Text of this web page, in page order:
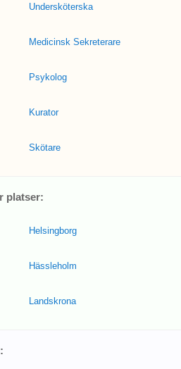
Undersköterska
Medicinsk Sekreterare
Psykolog
Kurator
Skötare
platser:
Helsingborg
Hässleholm
Landskrona